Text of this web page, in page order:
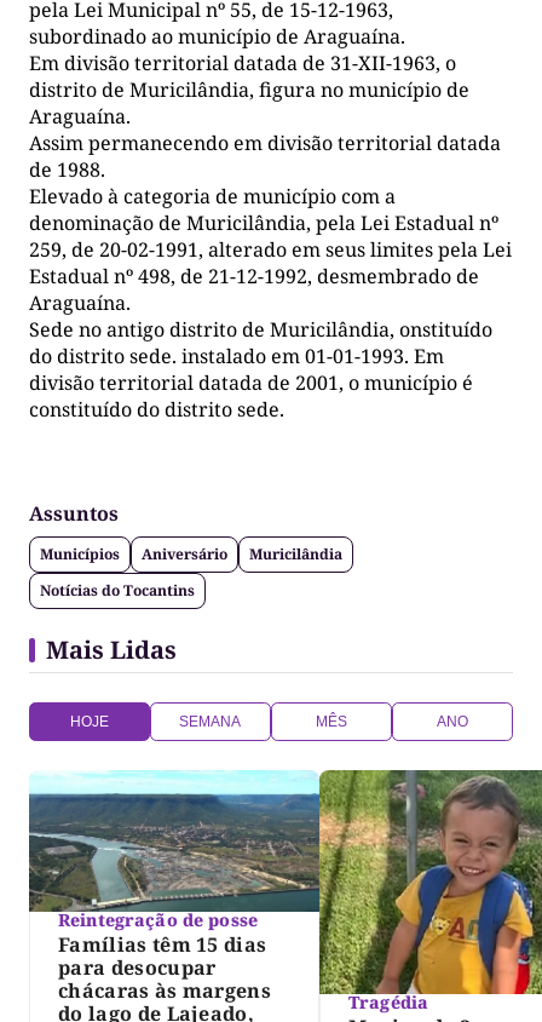
pela Lei Municipal nº 55, de 15-12-1963,
subordinado ao município de Araguaína.
Em divisão territorial datada de 31-XII-1963, o
distrito de Muricilândia, figura no município de
Araguaína.
Assim permanecendo em divisão territorial datada
de 1988.
Elevado à categoria de município com a
denominação de Muricilândia, pela Lei Estadual nº
259, de 20-02-1991, alterado em seus limites pela Lei
Estadual nº 498, de 21-12-1992, desmembrado de
Araguaína.
Sede no antigo distrito de Muricilândia, onstituído
do distrito sede. instalado em 01-01-1993. Em
divisão territorial datada de 2001, o município é
constituído do distrito sede.
Assuntos
Municípios Aniversário
Muricilândia
Notícias do Tocantins
Mais Lidas
HOJE SEMANA MÊS ANO
Reintegração de posse
Famílias têm 15 dias
para desocupar
chácaras às margens
do lago de Lajeado,
Tragédia